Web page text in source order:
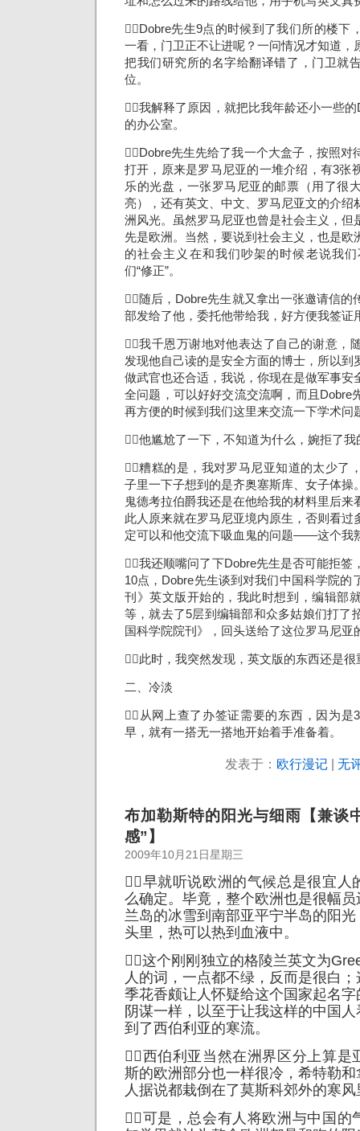
Dobre先生9点的时候到了我们所的楼下
一看，门卫正不让进呢？一问情况才知道，
把我们研究所的名字给翻译错了，门卫就
位。
我解释了原因，就把比我年龄还小一些
的办公室。
Dobre先生先给了我一个大盒子，按照对
打开，原来是罗马尼亚的一堆介绍，有3张
乐的光盘，一张罗马尼亚的邮票（用了很
亮），还有英文、中文、罗马尼亚文的介绍
洲风光。虽然罗马尼亚也曾是社会主义，但
先是欧洲。当然，要说到社会主义，也是欧
的社会主义在和我们吵架的时候老说我
们“修正”。
随后，Dobre先生就又拿出一张邀请信的
部发给了他，委托他带给我，好方便我签证
我千恩万谢地对他表达了自己的谢意，
发现他自己读的是安全方面的博士，所以到
做武官也还合适，我说，你现在是做军事安
全问题，可以好好交流交流啊，而且Dobre
再方便的时候到我们这里来交流一下学术问
他尴尬了一下，不知道为什么，婉拒了我
糟糕的是，我对罗马尼亚知道的太少了
子里一下子想到的是齐奥塞斯库、女子体操
鬼德考拉伯爵我还是在他给我的材料里后来
此人原来就在罗马尼亚境内原生，否则看过
定可以和他交流下吸血鬼的问题——这个我
我还顺嘴问了下Dobre先生是否可能拒签
10点，Dobre先生谈到对我们中国科学院的
刊》英文版开始的，我此时想到，编辑部
等，就去了5层到编辑部和众多姑娘们打了
国科学院院刊》，回头送给了这位罗马尼亚
此时，我突然发现，英文版的东西还是很
二、冷淡
从网上查了办签证需要的东西，因为是
早，就有一搭无一搭地开始着手准备着。
发表于： 欧行漫记| 无
布加勒斯特的阳光与细雨【兼谈
感”】
2009年10月21日星期三
早就听说欧洲的气候总是很宜人
么确定。毕竟，整个欧洲也是很幅
兰岛的冰雪到南部亚平宁半岛的阳
头里，热可以热到血液中。
这个刚刚独立的格陵兰英文为
人的词，一点都不绿，反而是很白
季花香颇让人怀疑给这个国家起名
阴谋一样，以至于让我这样的中国
到了西伯利亚的寒流。
西伯利亚当然在洲界区分上算是
斯的欧洲部分也一样很冷，希特勒
人据说都栽倒在了莫斯科郊外的寒风
可是，总会有人将欧洲与中国的